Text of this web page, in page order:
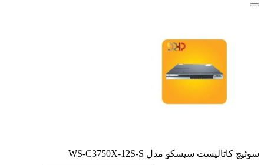
سوئیچ کاتالیست سیسکو مدل WS-C3750X-12S-S